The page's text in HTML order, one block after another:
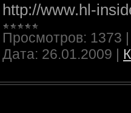
http://www.hl-
Просмотров: 1373
Дата: 26.01.2009 |